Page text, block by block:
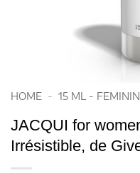
HOME - 15 ML -
JACQUI for
Irrésistible, de